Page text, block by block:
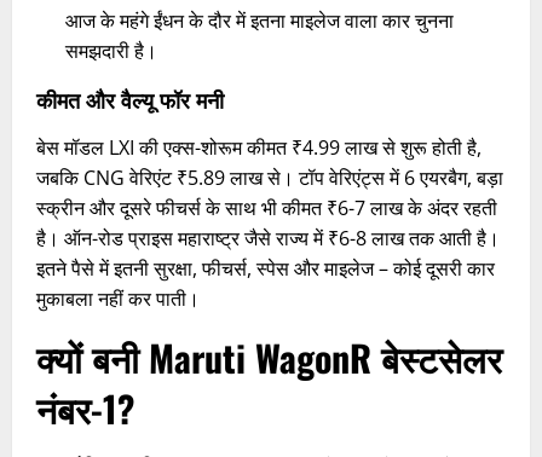
आज के महंगे ईंधन के दौर में इतना माइलेज वाला कार चुनना
समझदारी है।
कीमत और वैल्यू फॉर मनी
बेस मॉडल LXI की एक्स-शोरूम कीमत ₹4.99 लाख से शुरू होती है,
जबकि CNG वेरिएंट ₹5.89 लाख से। टॉप वेरिएंट्स में 6 एयरबैग, बड़ा
स्क्रीन और दूसरे फीचर्स के साथ भी कीमत ₹6-7 लाख के अंदर रहती
है। ऑन-रोड प्राइस महाराष्ट्र जैसे राज्य में ₹6-8 लाख तक आती है।
इतने पैसे में इतनी सुरक्षा, फीचर्स, स्पेस और माइलेज – कोई दूसरी कार
मुकाबला नहीं कर पाती।
क्यों बनी Maruti WagonR बेस्टसेलर
नंबर-1?